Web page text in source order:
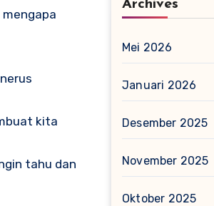
kita
tahu dan
Archives
Mei 2026
Januari 2026
Desember 2025
November 2025
Oktober 2025